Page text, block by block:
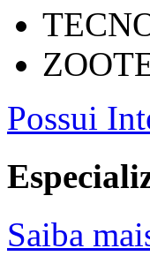
Possui
Saiba